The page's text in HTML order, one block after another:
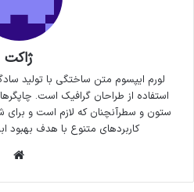
ژاکت
لورم ایپسوم متن ساختگی با تولید
استفاده از طراحان گرافیک است.
ستون و سطرآنچنان که لازم است و برای
کاربردهای متنوع با هدف بهبود